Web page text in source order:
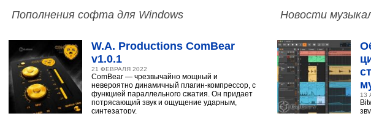
Пополнения софта для Windows
W.A. Productions ComBear
v1.0.1
21 ФЕВРАЛЯ 2022
ComBear — чрезвычайно мощный и
невероятно динамичный плагин-компрессор, с
функцией параллельного сжатия. Он придает
потрясающий звук и ощущение ударным,
синтезатору,
Новости
13